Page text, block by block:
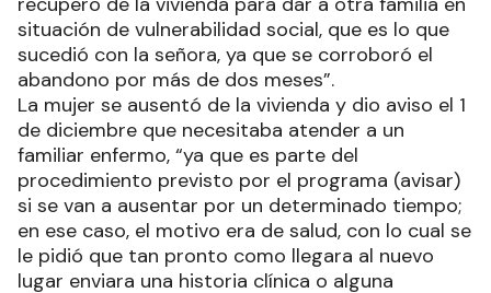
situación de vulnerabilidad social, que es lo que
sucedió con la señora, ya que se corroboró el
abandono por más de dos meses”.
La mujer se ausentó de la vivienda y dio aviso el 1
de diciembre que necesitaba atender a un
familiar enfermo, “ya que es parte del
procedimiento previsto por el programa (avisar)
si se van a ausentar por un determinado tiempo;
en ese caso, el motivo era de salud, con lo cual se
le pidió que tan pronto como llegara al nuevo
lugar enviara una historia clínica o alguna